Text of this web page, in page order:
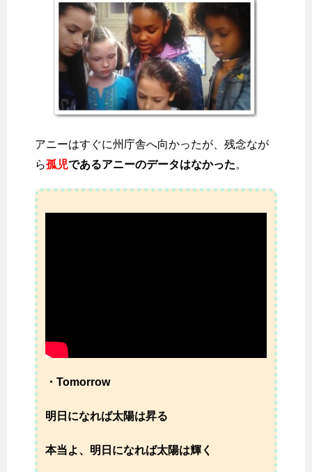
アニーはすぐに州庁舎へ向かったが、残念なが
ら孤児であるアニーのデータはなかった。
・Tomorrow
明日になれば太陽は昇る
本当よ、明日になれば太陽は輝く